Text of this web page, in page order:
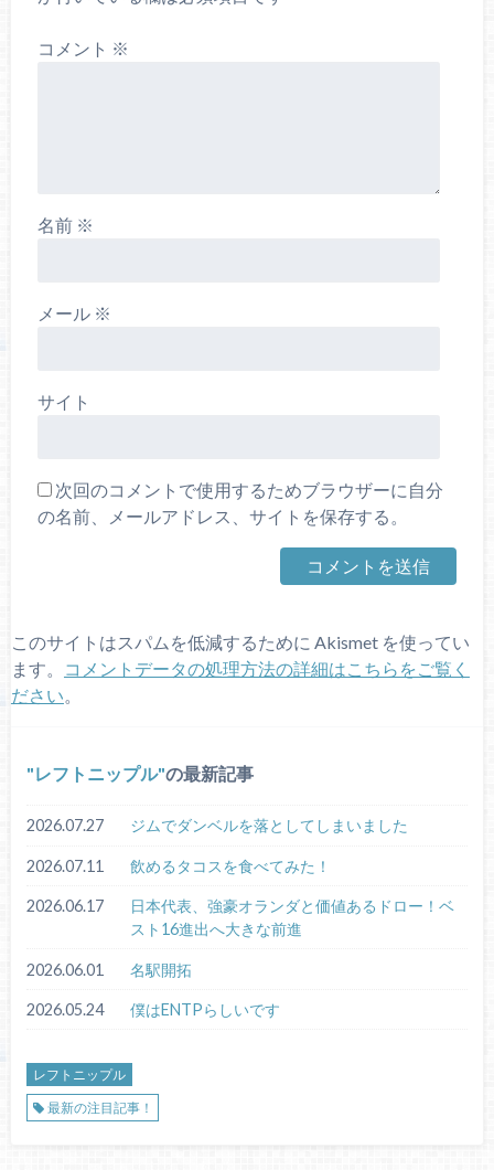
コメント ※
名前 ※
メール ※
サイト
次回のコメントで使用するためブラウザーに自分
の名前、メールアドレス、サイトを保存する。
このサイトはスパムを低減するために Akismet を使ってい
ます。
コメントデータの処理方法の詳細はこちらをご覧く
ださい
レフトニップル の最新記事
2026.07.27 ジムでダンベルを落としてしまいました
2026.07.11 飲めるタコスを食べてみた！
2026.06.17
日本代表、強豪オランダと価値あるドロー！ベ
スト16進出へ大きな前進
2026.06.01 名駅開拓
2026.05.24 僕はENTPらしいです
レフトニップル
最新の注目記事！